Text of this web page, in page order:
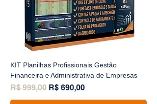
KIT Planilhas Profissionais Gestão
Financeira e Administrativa de Empresas
Preço normal
R$ 999,00 Preço promocional
R$ 690,00